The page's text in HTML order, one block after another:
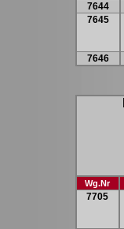
7644
7645
7646
Wg.Nr
7705